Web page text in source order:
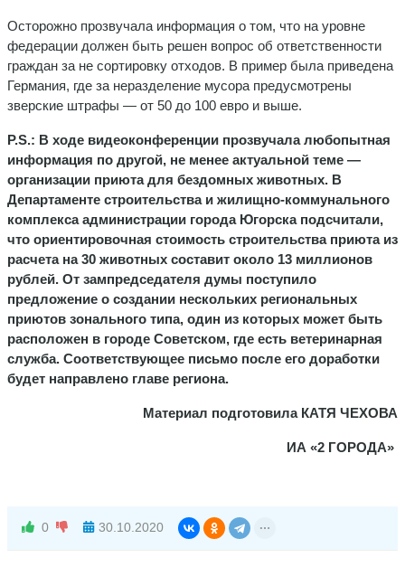
Осторожно прозвучала информация о том, что на уровне
федерации должен быть решен вопрос об ответственности
граждан за не сортировку отходов. В пример была приведена
Германия, где за неразделение мусора предусмотрены
зверские штрафы — от 50 до 100 евро и выше.
P.S.: В ходе видеоконференции прозвучала любопытная
информация по другой, не менее актуальной теме —
организации приюта для бездомных животных. В
Департаменте строительства и жилищно-коммунального
комплекса администрации города Югорска подсчитали,
что ориентировочная стоимость строительства приюта из
расчета на 30 животных составит около 13 миллионов
рублей. От зампредседателя думы поступило
предложение о создании нескольких региональных
приютов зонального типа, один из которых может быть
расположен в городе Советском, где есть ветеринарная
служба. Соответствующее письмо после его доработки
будет направлено главе региона.
Материал подготовила КАТЯ ЧЕХОВА
ИА «2 ГОРОДА»
0 30.10.2020